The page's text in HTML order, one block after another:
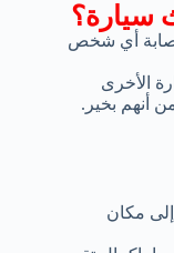
سيارة؟
إصابة أي شخص
الأخرى
أنهم بخير.
مكان